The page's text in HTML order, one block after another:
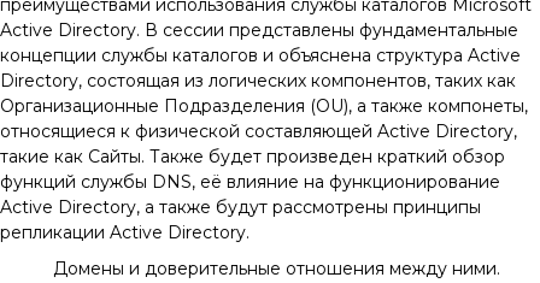
преимуществами использования службы каталогов Microsoft
Active Directory. В сессии представлены фундаментальные
концепции службы каталогов и объяснена структура Active
Directory, состоящая из логических компонентов, таких как
Организационные Подразделения (OU), а также компонеты,
относящиеся к физической составляющей Active Directory,
такие как Сайты. Также будет произведен краткий обзор
функций службы DNS, её влияние на функционирование
Active Directory, а также будут рассмотрены принципы
репликации Active Directory.
Домены и доверительные отношения между ними.